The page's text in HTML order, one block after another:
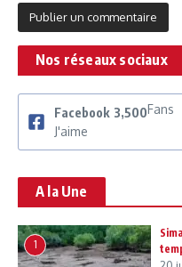
Nos réseaux sociaux
Facebook 3,500Fans
J'aime
A la Une
1